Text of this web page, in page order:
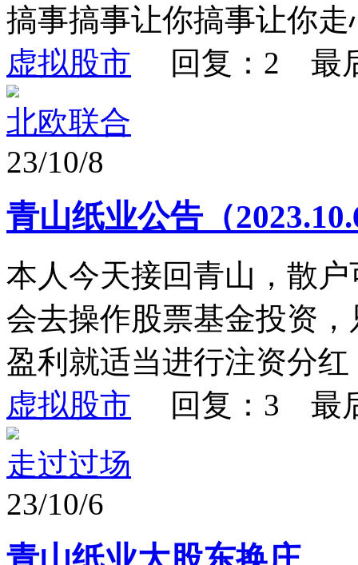
搞事搞事让你搞事让你走
虚拟股市 回复：2 最
北欧联合
23/10/8
青山纸业公告（
本人今天接回青山，散
会去操作股票基金投资
盈利就适当进行注资分
虚拟股市 回复：3 最
走过过场
23/10/6